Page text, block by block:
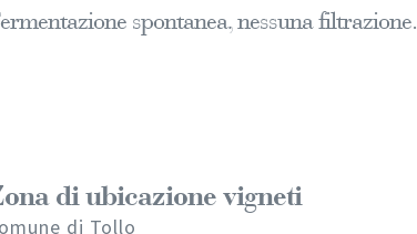
spontanea, nessuna filtrazione.
di ubicazione vigneti
di Tollo